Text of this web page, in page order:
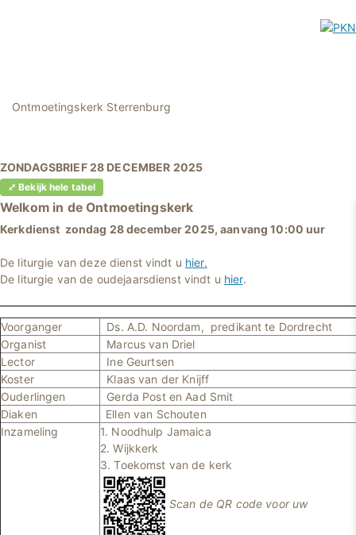
Ontmoetingskerk Sterrenburg
ZONDAGSBRIEF 28 DECEMBER 2025
⤢ Bekijk hele tabel
Welkom in de Ontmoetingskerk
Kerkdienst zondag 28 december 2025, aanvang 10:00 uur
De liturgie van deze dienst vindt u hier.
De liturgie van de oudejaarsdienst vindt u hier.
Voorganger
Ds. A.D. Noordam, predikant te Dordrecht
Organist
Marcus van Driel
Lector
Ine Geurtsen
Koster
Klaas van der Knijff
Ouderlingen
Gerda Post en Aad Smit
Diaken
Ellen van Schouten
Inzameling
1. Noodhulp Jamaica
2. Wijkkerk
3. Toekomst van de kerk
Scan de QR code voor uw